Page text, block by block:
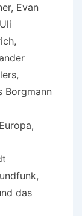
Evan
Borgmann
das